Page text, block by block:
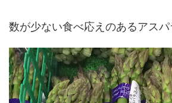
数が少ない食べ応えのあるアスパ